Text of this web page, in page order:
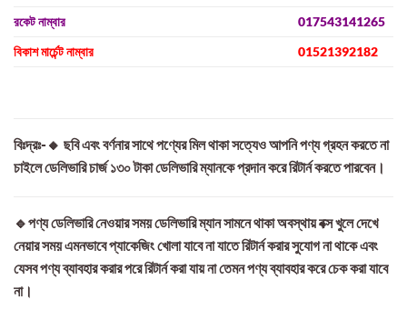
রকেট নাম্বার
017543141265
বিকাশ মার্চেন্ট নাম্বার
01521392182
বিঃদ্রঃ-🔸 ছবি এবং বর্ণনার সাথে পণ্যের মিল থাকা সত্যেও আপনি পণ্য গ্রহন করতে না
চাইলে ডেলিভারি চার্জ ১৩০ টাকা ডেলিভারি ম্যানকে প্রদান করে রিটার্ন করতে পারবেন।
🔹পণ্য ডেলিভারি নেওয়ার সময় ডেলিভারি ম্যান সামনে থাকা অবস্থায় বক্স খুলে দেখে
নেয়ার সময় এমনভাবে প্যাকেজিং খোলা যাবে না যাতে রিটার্ন করার সুযোগ না থাকে এবং
যেসব পণ্য ব্যাবহার করার পরে রিটার্ন করা যায় না তেমন পণ্য ব্যাবহার করে চেক করা যাবে
না।